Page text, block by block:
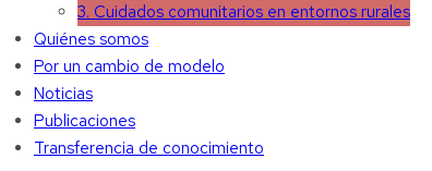
3. Cuidados comunitarios en entornos rurales
Quiénes somos
Por un cambio de modelo
Noticias
Publicaciones
Transferencia de conocimiento